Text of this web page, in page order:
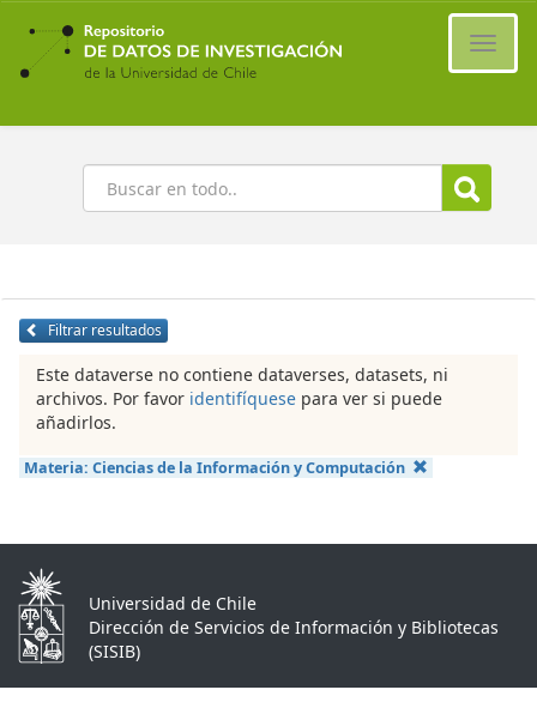
Ir
contenido
principal
Buscar
Filtrar resultados
Este dataverse no contiene dataverses, datasets, ni
archivos. Por favor identifíquese para ver si puede
añadirlos.
Materia: Ciencias de la Información y Computación
Universidad de Chile
Dirección de Servicios de Información y Bibliotecas
(SISIB)